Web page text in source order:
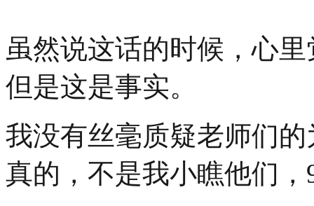
虽然说这话的时候，心
但是这是事实。
我没有丝毫质疑老师们
真的，不是我小瞧他们